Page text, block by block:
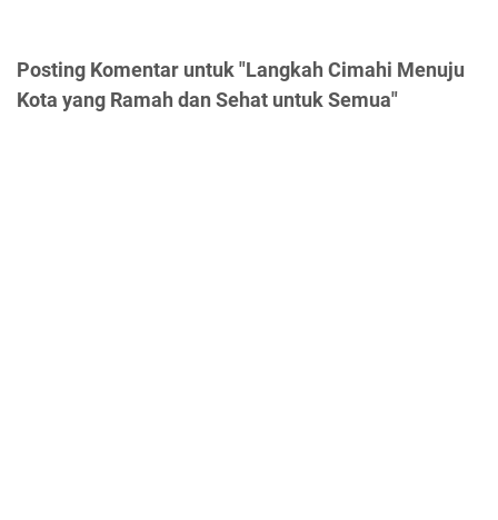
Posting Komentar untuk "Langkah Cimahi Menuju
Kota yang Ramah dan Sehat untuk Semua"